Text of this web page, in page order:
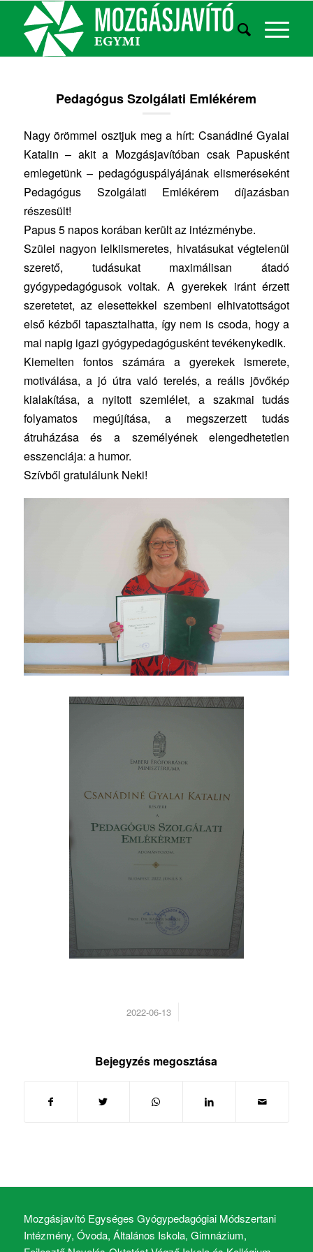
Pedagógus Szolgálati Emlékérem
Nagy örömmel osztjuk meg a hírt: Csanádiné Gyalai
Katalin – akit a Mozgásjavítóban csak Papusként
emlegetünk – pedagóguspályájának elismeréseként
Pedagógus Szolgálati Emlékérem díjazásban
részesült!
Papus 5 napos korában került az intézménybe.
Szülei nagyon lelkiismeretes, hivatásukat végtelenül
szerető, tudásukat maximálisan átadó
gyógypedagógusok voltak. A gyerekek iránt érzett
szeretetet, az elesettekkel szembeni elhivatottságot
első kézből tapasztalhatta, így nem is csoda, hogy a
mai napig igazi gyógypedagógusként tevékenykedik.
Kiemelten fontos számára a gyerekek ismerete,
motiválása, a jó útra való terelés, a reális jövőkép
kialakítása, a nyitott szemlélet, a szakmai tudás
folyamatos megújítása, a megszerzett tudás
átruházása és a személyének elengedhetetlen
esszenciája: a humor.
Szívből gratulálunk Neki!
2022-06-13
/
Bejegyzés megosztása
Mozgásjavító Egységes Gyógypedagógiai Módszertani
Intézmény, Óvoda, Általános Iskola, Gimnázium,